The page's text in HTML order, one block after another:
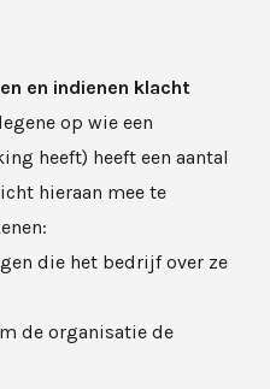
en indienen klacht
op wie een
heeft) heeft een aantal
hieraan mee te
die het bedrijf over ze
de organisatie de